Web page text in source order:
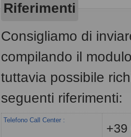
Riferimenti
Consigliamo di
compilando il
tuttavia possibile
seguenti riferimenti:
Telefono Call Center :
+39